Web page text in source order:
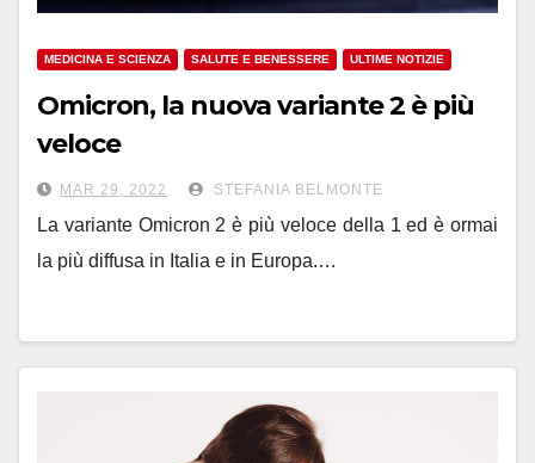
MEDICINA E SCIENZA SALUTE E BENESSERE ULTIME NOTIZIE
Omicron, la nuova variante 2 è più
veloce
MAR 29, 2022 STEFANIA BELMONTE
La variante Omicron 2 è più veloce della 1 ed è ormai
la più diffusa in Italia e in Europa.…